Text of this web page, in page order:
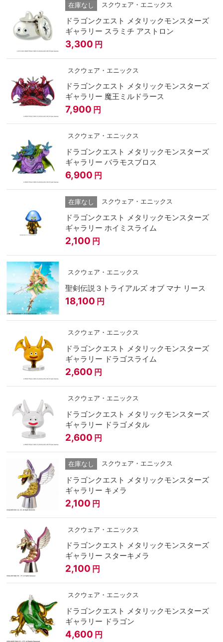
在庫なし スクウェア・エニックス
ドラゴンクエスト メタリックモンスターズ
ギャラリー スラミチ アストロン
3,300 円
スクウェア・エニックス
ドラゴンクエスト メタリックモンスターズ
ギャラリー 魔王ミルドラース
7,900 円
スクウェア・エニックス
ドラゴンクエスト メタリックモンスターズ
ギャラリー バラモスブロス
6,900 円
在庫なし スクウェア・エニックス
ドラゴンクエスト メタリックモンスターズ
ギャラリー ホイミスライム
2,100 円
スクウェア・エニックス
聖剣伝説３トライアルズ オブ マナ リース
18,100 円
スクウェア・エニックス
ドラゴンクエスト メタリックモンスターズ
ギャラリー ドラゴスライム
2,600 円
スクウェア・エニックス
ドラゴンクエスト メタリックモンスターズ
ギャラリー ドラゴメタル
2,600 円
在庫なし スクウェア・エニックス
ドラゴンクエスト メタリックモンスターズ
ギャラリー キメラ
2,100 円
スクウェア・エニックス
ドラゴンクエスト メタリックモンスターズ
ギャラリー スターキメラ
2,100 円
スクウェア・エニックス
ドラゴンクエスト メタリックモンスターズ
ギャラリー ドラゴン
4,600 円